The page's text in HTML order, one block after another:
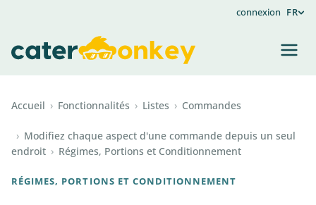
connexion FR
Accueil › Fonctionnalités › Listes › Commandes
› Modifiez chaque aspect d'une commande depuis un seul
endroit › Régimes, Portions et Conditionnement
RÉGIMES, PORTIONS ET CONDITIONNEMENT